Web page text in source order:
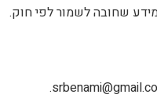
לפי חוק.
.